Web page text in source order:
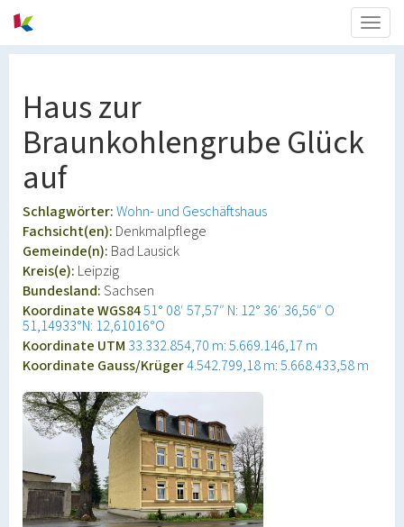
Haus zur
Braunkohlengrube Glück
auf
Schlagwörter:Wohn- und Geschäftshaus
Fachsicht(en): Denkmalpflege
Gemeinde(n): Bad Lausick
Kreis(e): Leipzig
Bundesland:Sachsen
Koordinate WGS8451° 08′ 57,57″ N: 12° 36′ 36,56″ O
51,14933°N: 12,61016°O
Koordinate UTM 33.332.854,70 m: 5.669.146,17 m
Koordinate Gauss/Krüger4.542.799,18 m: 5.668.433,58 m